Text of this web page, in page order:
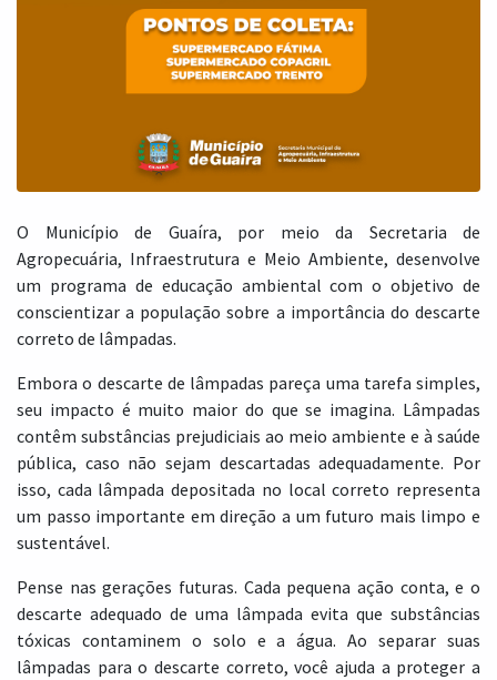
O Município de Guaíra, por meio da Secretaria de
Agropecuária, Infraestrutura e Meio Ambiente, desenvolve
um programa de educação ambiental com o objetivo de
conscientizar a população sobre a importância do descarte
correto de lâmpadas.
Embora o descarte de lâmpadas pareça uma tarefa simples,
seu impacto é muito maior do que se imagina. Lâmpadas
contêm substâncias prejudiciais ao meio ambiente e à saúde
pública, caso não sejam descartadas adequadamente. Por
isso, cada lâmpada depositada no local correto representa
um passo importante em direção a um futuro mais limpo e
sustentável.
Pense nas gerações futuras. Cada pequena ação conta, e o
descarte adequado de uma lâmpada evita que substâncias
tóxicas contaminem o solo e a água. Ao separar suas
lâmpadas para o descarte correto, você ajuda a proteger a